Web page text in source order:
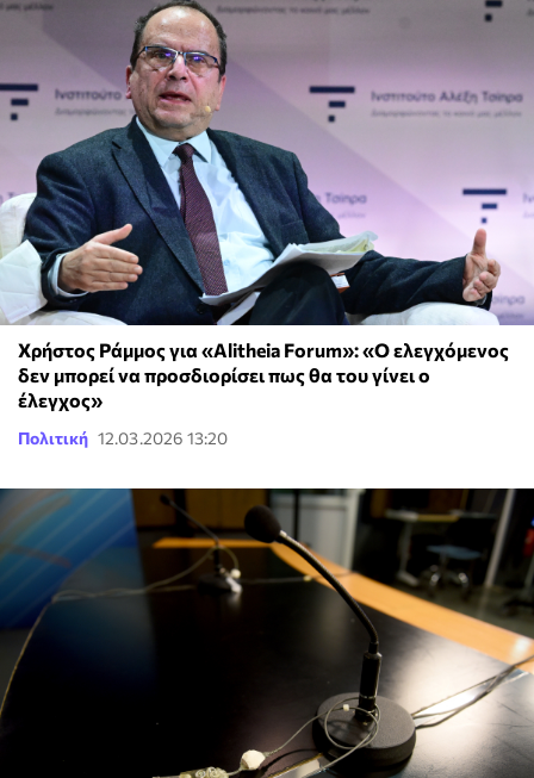
Χρήστος Ράμμος για «Alitheia Forum»: «Ο ελεγχόμενος
δεν μπορεί να προσδιορίσει πως θα του γίνει ο
έλεγχος»
Πολιτική 12.03.2026 13:20